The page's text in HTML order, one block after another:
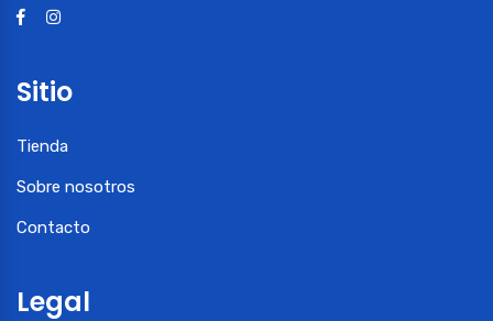
Sitio
Tienda
Sobre nosotros
Contacto
Legal